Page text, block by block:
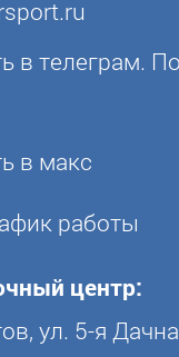
в телеграм.
в макс
работы
центр:
ул. 5-я